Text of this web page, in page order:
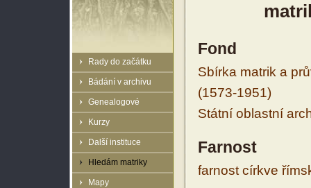
Rady do začátku
Bádání v archivu
Genealogové
Kurzy
Další instituce
Hledám matriky
Mapy
Fond
Sbírka matrik a
(1573-1951)
Státní oblastní
Farnost
farnost církve